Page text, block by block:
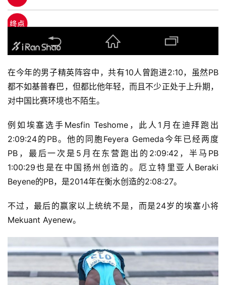
在今年的男子精英阵容中，共有10人曾跑进2:10，虽然PB
都不如基普春巴，但都比他年轻，而且不少正处于上升期，
对中国比赛环境也不陌生。
例如埃塞选手Mesfin Teshome，此人1月在迪拜跑出
2:09:24的PB。他的同胞Feyera Gemeda今年已经两度
PB，最后一次是5月在东营跑出的2:09:42，半马PB
1:00:29也是在中国扬州创造的。厄立特里亚人Beraki
Beyene的PB，是2014年在衡水创造的2:08:27。
不过，最后的赢家以上统统不是，而是24岁的埃塞小将
Mekuant Ayenew。